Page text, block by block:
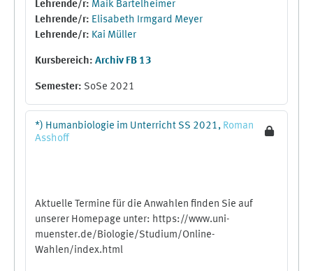
Lehrende/r: Maik Bartelheimer
Lehrende/r: Elisabeth Irmgard Meyer
Lehrende/r: Kai Müller
Kursbereich: Archiv FB 13
Semester: SoSe 2021
*) Humanbiologie im Unterricht SS 2021, Roman
Asshoff
Aktuelle Termine für die Anwahlen finden Sie auf
unserer Homepage unter: https://www.uni-
muenster.de/Biologie/Studium/Online-
Wahlen/index.html